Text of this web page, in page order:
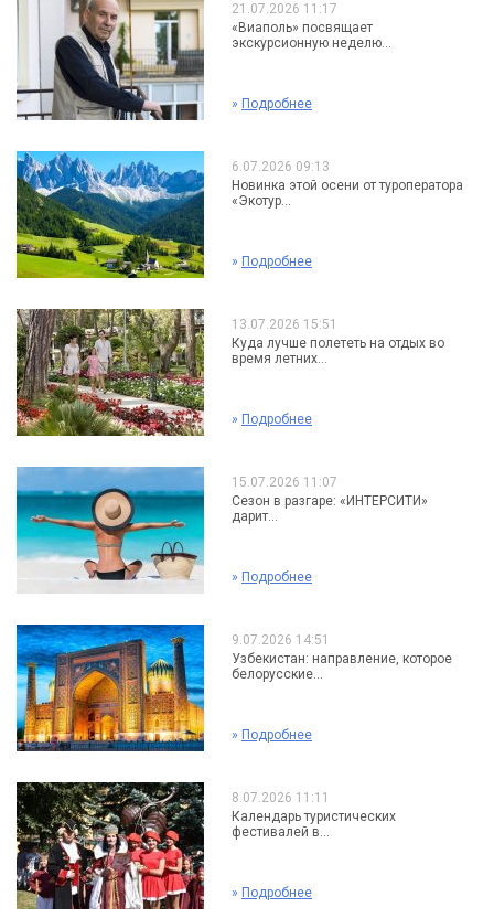
21.07.2026 11:17
«Виаполь» посвящает
экскурсионную неделю...
» Подробнее
6.07.2026 09:13
Новинка этой осени от туроператора
«Экотур...
» Подробнее
13.07.2026 15:51
Куда лучше полететь на отдых во
время летних...
» Подробнее
15.07.2026 11:07
Сезон в разгаре: «ИНТЕРСИТИ»
дарит...
» Подробнее
9.07.2026 14:51
Узбекистан: направление, которое
белорусские...
» Подробнее
8.07.2026 11:11
Календарь туристических
фестивалей в...
» Подробнее